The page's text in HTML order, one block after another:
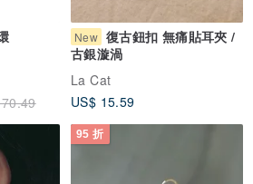
New 復古鈕扣 無痛貼耳夾 /
古銀漩渦
La Cat
US$ 15.59
95 折